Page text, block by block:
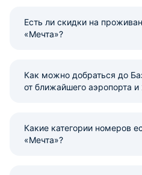
Есть ли скидки на
«Мечта»?
Как можно добраться до
от ближайшего аэропорта
Какие категории номеров
«Мечта»?